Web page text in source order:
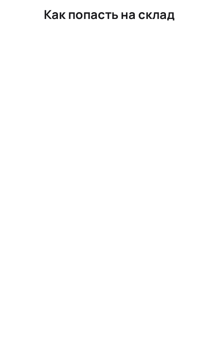
Как попасть на склад